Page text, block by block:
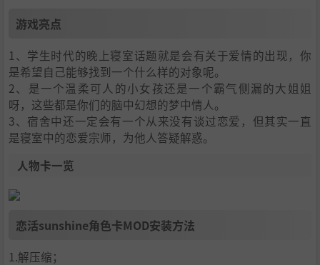
游戏亮点
1、学生时代的晚上寝室话题就是会有关于爱情的出现，你
是希望自己能够找到一个什么样的对象呢。
2、是一个温柔可人的小女孩还是一个霸气侧漏的大姐姐
呀，这些都是你们的脑中幻想的梦中情人。
3、宿舍中还一定会有一个从来没有谈过恋爱，但其实一直
是寝室中的恋爱宗师，为他人答疑解惑。
人物卡一览
恋活sunshine角色卡MOD安装方法
1.解压缩；